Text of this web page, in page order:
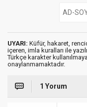
UYARI: Küfür, hakaret,
içeren, imla kuralları ile
Türkçe karakter
onaylanmamaktadır.
1 Yorum